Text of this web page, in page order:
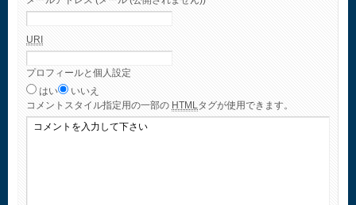
URI
プロフィールと個人設定
はい
いいえ
コメント スタイル指定用の一部の HTMLタグが使用できます。